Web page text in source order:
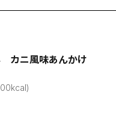
カニ風味あんかけ